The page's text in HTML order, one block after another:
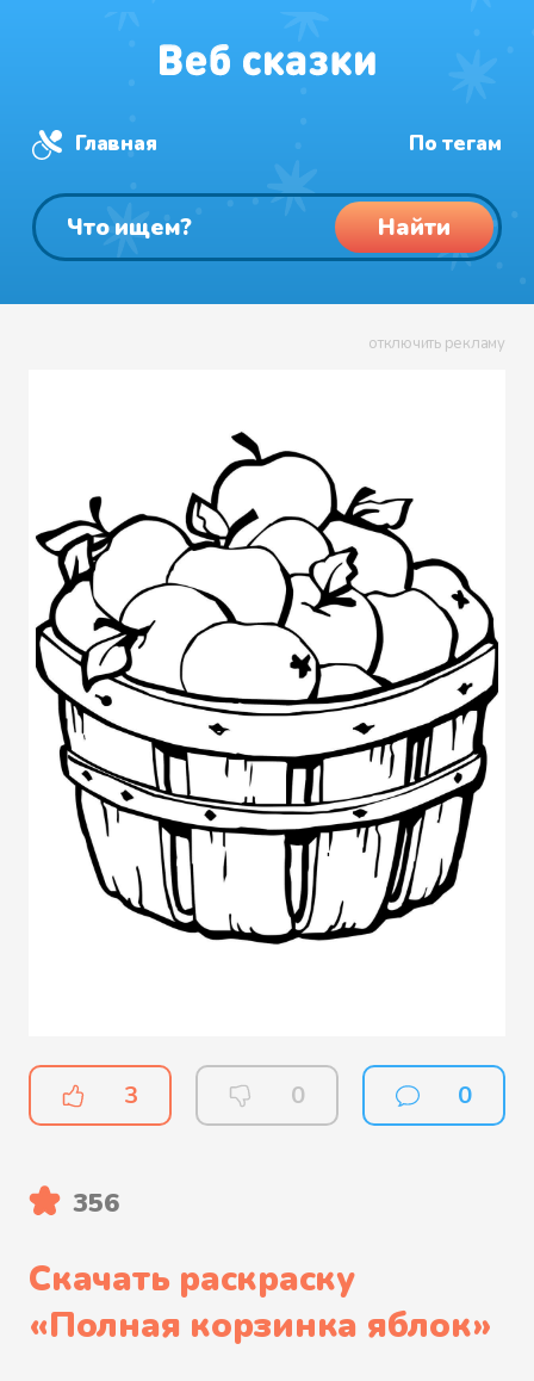
Главная По тегам
Найти
отключить рекламу
3 0 0
356
Скачать раскраску
«Полная корзинка яблок»